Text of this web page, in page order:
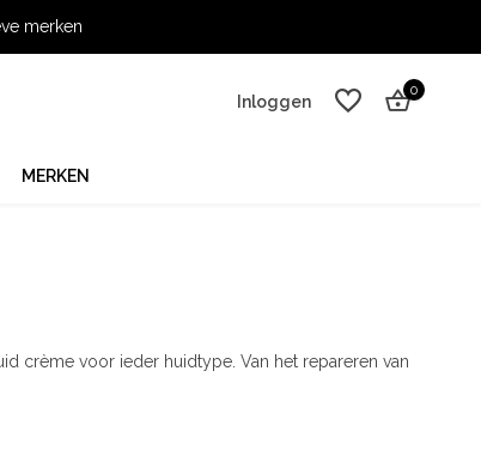
merken
Inloggen
0
MERKEN
crème voor ieder huidtype. Van het repareren van